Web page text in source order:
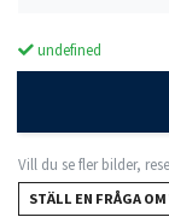
undefined
Vill du se fler bilder,
STÄLL EN FRÅGA